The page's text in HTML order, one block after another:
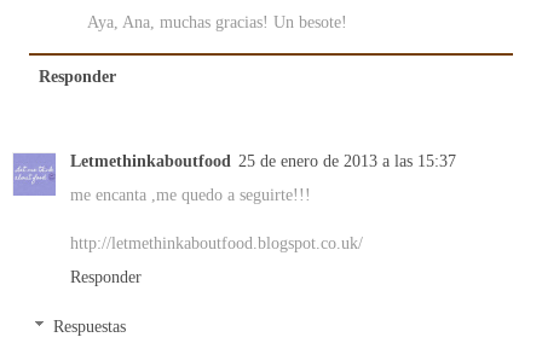
Aya, Ana, muchas gracias! Un besote!
Responder
Letmethinkaboutfood 25 de enero de 2013 a las 15:37
me encanta ,me quedo a seguirte!!!
http://letmethinkaboutfood.blogspot.co.uk/
Responder
Respuestas